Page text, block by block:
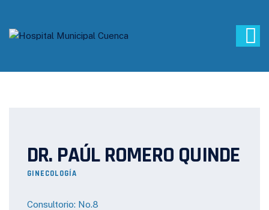
DR. PAÚL ROMERO QUINDE
GINECOLOGÍA
Consultorio: No.8